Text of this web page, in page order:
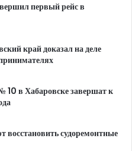
первый рейс в
край доказал на деле
в Хабаровске завершат к
восстановить судоремонтные